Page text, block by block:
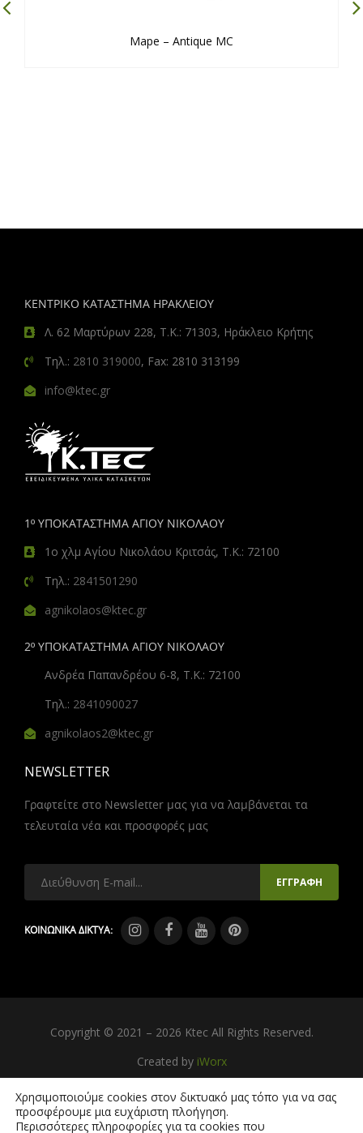
Mape – Antique MC
ΚΕΝΤΡΙΚΟ ΚΑΤΑΣΤΗΜΑ ΗΡΑΚΛΕΙΟΥ
Λ. 62 Μαρτύρων 228, Τ.Κ.: 71303, Ηράκλειο Κρήτης
Τηλ.: 2810 319000, Fax: 2810 313199
info@ktec.gr
1º ΥΠΟΚΑΤΑΣΤΗΜΑ ΑΓΙΟΥ ΝΙΚΟΛΑΟΥ
1ο χλμ Αγίου Νικολάου Κριτσάς, Τ.Κ.: 72100
Τηλ.: 2841501290
agnikolaos@ktec.gr
2º ΥΠΟΚΑΤΑΣΤΗΜΑ ΑΓΙΟΥ ΝΙΚΟΛΑΟΥ
Ανδρέα Παπανδρέου 6-8, Τ.Κ.: 72100
Τηλ.: 2841090027
agnikolaos2@ktec.gr
NEWSLETTER
Γραφτείτε στο Newsletter μας για να λαμβάνεται τα
τελευταία νέα και προσφορές μας
ΚΟΙΝΩΝΙΚΑ ΔΙΚΤΥΑ:
Copyright © 2021 – 2026 Ktec All Rights Reserved.
Created by iWorx
Χρησιμοποιούμε cookies στον δικτυακό μας τόπο για να σας
προσφέρουμε μια ευχάριστη πλοήγηση.
Περισσότερες πληροφορίες για τα cookies που